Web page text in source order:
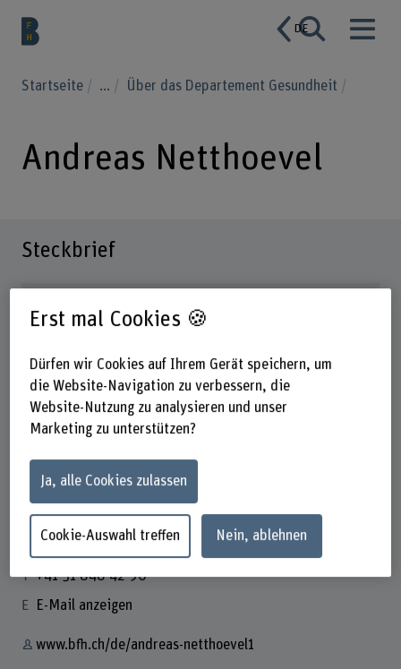
DE
Startseite ... Über das Departement Gesundheit
Andreas Netthoevel
Steckbrief
Andreas Netthoevel
Dozent
+41 31 848 42 90
E-Mail anzeigen
www.bfh.ch/de/andreas-netthoevel1
Erst mal Cookies 🍪
Dürfen wir Cookies auf Ihrem Gerät speichern, um
die Website-Navigation zu verbessern, die
Website-Nutzung zu analysieren und unser
Marketing zu unterstützen?
Ja, alle Cookies zulassen
Cookie-Auswahl treffen Nein, ablehnen